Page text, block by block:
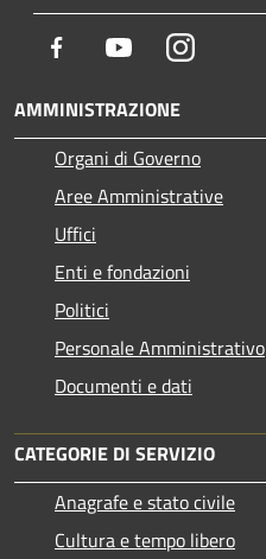
Facebook YoutubeInstagram
AMMINISTRAZIONE
Organi di Governo
Aree Amministrative
Uffici
Enti e fondazioni
Politici
Personale Amministrativo
Documenti e dati
CATEGORIE DI SERVIZIO
Anagrafe e stato civile
Cultura e tempo libero